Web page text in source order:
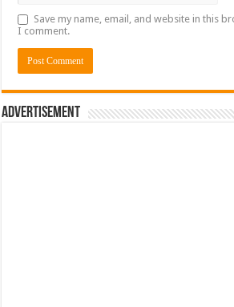
Save my name, email, and website in this
I comment.
Advertisement